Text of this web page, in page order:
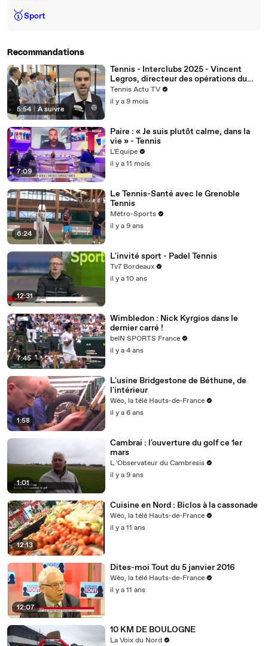
🥇Sport
Recommandations
5:54 À suivre
Tennis - Interclubs 2025 - Vincent
Legros, directeur des opérations du
Tennis Club de Boulogne-Billancourt :
"Loïs Boisson, ce n'est pas un coup de
com"
Tennis Actu TV
il y a 9 mois
7:09
Paire : « Je suis plutôt calme, dans la
vie » - Tennis
L'Équipe
il y a 11 mois
6:24
Le Tennis-Santé avec le Grenoble
Tennis
Métro-Sports
il y a 9 ans
12:31
L'invité sport - Padel Tennis
Tv7 Bordeaux
il y a 10 ans
7:45
Wimbledon : Nick Kyrgios dans le
dernier carré !
beIN SPORTS France
il y a 4 ans
1:58
L'usine Bridgestone de Béthune, de
l'intérieur
Wéo, la télé Hauts-de-France
il y a 6 ans
1:01
Cambrai : l'ouverture du golf ce 1er
mars
L 'Observateur du Cambresis
il y a 9 ans
12:13
Cuisine en Nord : Biclos à la cassonade
Wéo, la télé Hauts-de-France
il y a 11 ans
12:07
Dites-moi Tout du 5 janvier 2016
Wéo, la télé Hauts-de-France
il y a 11 ans
10 KM DE BOULOGNE
La Voix du Nord